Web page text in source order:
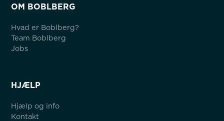
OM BOBLBERG
Hvad er Boblberg?
Team Boblberg
Jobs
HJÆLP
Hjælp og info
Kontakt